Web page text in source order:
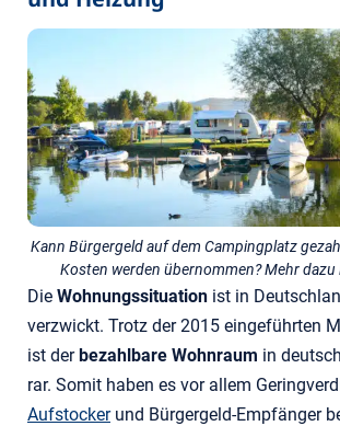
Kann Bürgergeld auf dem Campingplatz
Kosten werden übernommen? Mehr dazu
Die Wohnungssituation ist in
verzwickt. Trotz der 2015 eingeführten
ist derbezahlbare Wohnraum in
rar. Somit haben es vor allem
Aufstockerund Bürgergeld-Empfänger